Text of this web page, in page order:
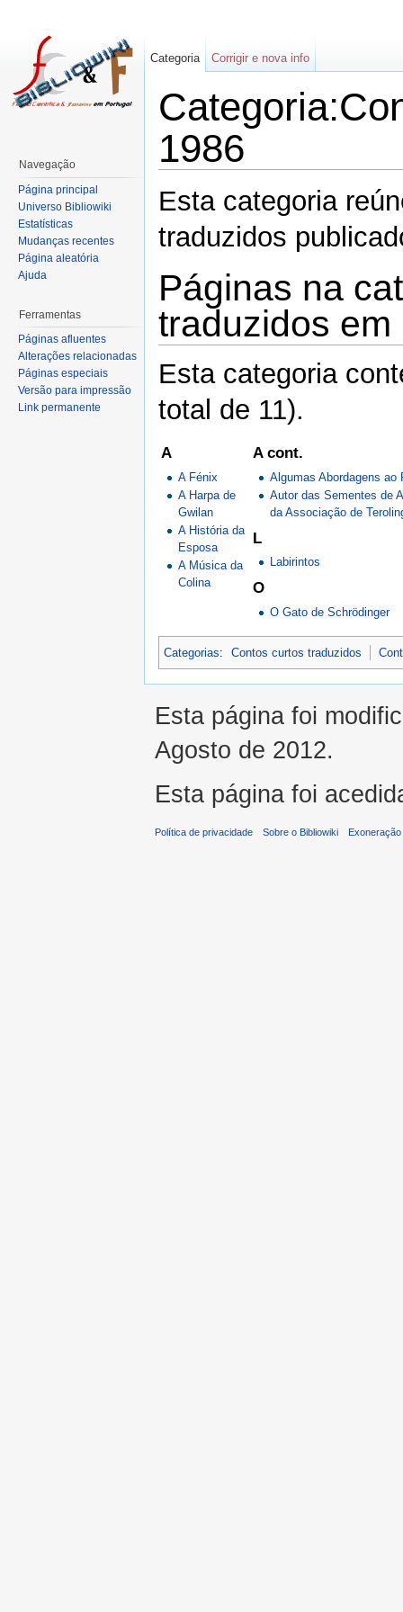
1986
Esta categoria
traduzidos
Páginas na
traduzidos em
Esta categoria
total de 11).
A
A Fénix
A Harpa de
Gwilan
A História da
Esposa
A Música da
Colina
A cont.
Algumas Abordagens ao
Autor das Sementes de
da Associação de
L
Labirintos
O
O Gato de Schrödinger
Categorias: Contos curtos traduzidos
Categoria Corrigir e nova info
Navegação
Página principal
Universo Bibliowiki
Estatísticas
Mudanças recentes
Página aleatória
Ajuda
Ferramentas
Páginas afluentes
Alterações relacionadas
Páginas especiais
Versão para impressão
Link permanente
Esta página foi
Agosto de 2012.
Esta página foi
Política de privacidade Sobre o Bibliowiki